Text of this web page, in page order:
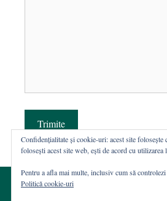
Trimite
Confidențialitate și cookie-uri: acest site
folosești acest site web, ești de acord cu utilizarea
Pentru a afla mai multe, inclusiv cum să
Politică cookie-uri